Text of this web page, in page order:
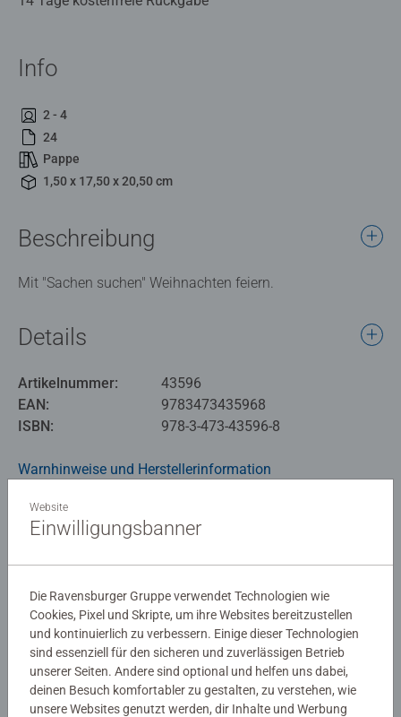
Info
2 - 4
24
Pappe
1,50 x 17,50 x 20,50 cm
Beschreibung
Mit "Sachen suchen" Weihnachten feiern.
Details
Artikelnummer:
43596
EAN:
9783473435968
ISBN:
978-3-473-43596-8
Warnhinweise und Herstellerinformation
Noch keine Bewertungen
abgegeben
0/0
Verfasse eine Bewertung
Website
Einwilligungsbanner
Die Ravensburger Gruppe verwendet Technologien wie
Cookies, Pixel und Skripte, um ihre Websites bereitzustellen
und kontinuierlich zu verbessern. Einige dieser Technologien
sind essenziell für den sicheren und zuverlässigen Betrieb
unserer Seiten. Andere sind optional und helfen uns dabei,
deinen Besuch komfortabler zu gestalten, zu verstehen, wie
unsere Websites genutzt werden, dir Inhalte und Werbung